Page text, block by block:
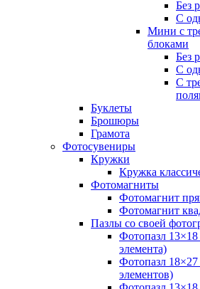
Без
С
Мини с
блоками
Без
С
С
Буклеты
Брошюры
Грамота
Фотосувениры
Кружки
Кружка
Фотомагниты
Фотомагнит
Фотомагнит
Пазлы со своей
Фотопазл
элемента)
Фотопазл
элементов)